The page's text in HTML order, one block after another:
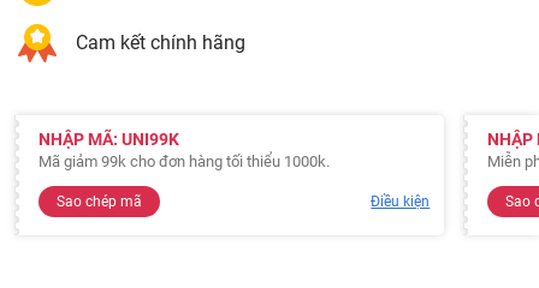
Cam kết chính hãng
NHẬP MÃ: UNI99K
Mã giảm 99k cho đơn hàng tối thiểu 1000k.
Sao chép mã Điều kiện
NHẬP
Miễn
Sao